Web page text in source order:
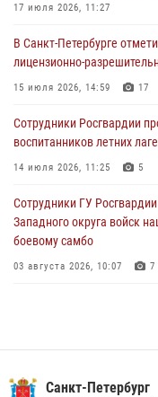
06 августа 2026, 07:30
В Выборгском районе
разыскиваемый
05 августа 2026, 12:25 2
Петербургские
автомобиль, ранее
Ленобласти
17 июля 2026, 11:27
В Санкт-Петербурге
лицензионно-
15 июля 2026, 14:59 17
Сотрудники Росгвардии
воспитанников летних
14 июля 2026, 11:25 5
Сотрудники ГУ
Западного округа войск
боевому самбо
03 августа 2026, 10:07 7
В Красногвардейском
Санкт-Петербург